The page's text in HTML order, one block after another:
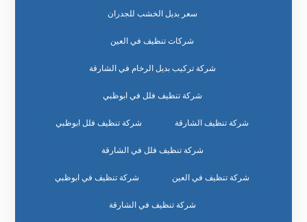
سعر بديل الخشب للجدران
شركات تنظيف في العين
شركة تركيب بديل الرخام في الشارقة
شركة تنظيف فلل في ابوظبي
شركة تنظيف الشارقة شركة تنظيف فلل ابوظبي
شركة تنظيف فلل في الشارقة
شركة تنظيف في العين شركة تنظيف في ابوظبي
شركة تنظيف في الشارقة